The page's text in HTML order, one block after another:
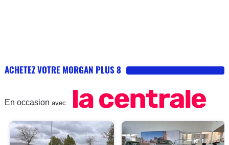
ACHETEZ VOTRE MORGAN PLUS 8
En occasion avec